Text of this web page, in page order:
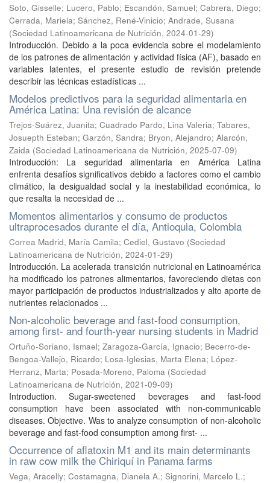
Soto, Gisselle; Lucero, Pablo; Escandón, Samuel; Cabrera, Diego;
Cerrada, Mariela; Sánchez, René-Vinicio; Andrade, Susana
(Sociedad Latinoamericana de Nutrición, 2024-01-29)
Introducción. Debido a la poca evidencia sobre el modelamiento
de los patrones de alimentación y actividad física (AF), basado en
variables latentes, el presente estudio de revisión pretende
describir las técnicas estadísticas ...
Modelos predictivos para la seguridad alimentaria en
América Latina: Una revisión de alcance
Trejos-Suárez, Juanita; Cuadrado Pardo, Lina Valeria; Tabares,
Josuepth Esteban; Garzón, Sandra; Bryon, Alejandro; Alarcón,
Zaida (Sociedad Latinoamericana de Nutrición, 2025-07-09)
Introducción: La seguridad alimentaria en América Latina
enfrenta desafíos significativos debido a factores como el cambio
climático, la desigualdad social y la inestabilidad económica, lo
que resalta la necesidad de ...
Momentos alimentarios y consumo de productos
ultraprocesados durante el día, Antioquia, Colombia
Correa Madrid, María Camila; Cediel, Gustavo (Sociedad
Latinoamericana de Nutrición, 2024-01-29)
Introducción. La acelerada transición nutricional en Latinoamérica
ha modificado los patrones alimentarios, favoreciendo dietas con
mayor participación de productos industrializados y alto aporte de
nutrientes relacionados ...
Non-alcoholic beverage and fast-food consumption,
among first- and fourth-year nursing students in Madrid
Ortuño-Soriano, Ismael; Zaragoza-García, Ignacio; Becerro-de-
Bengoa-Vallejo, Ricardo; Losa-Iglesias, Marta Elena; López-
Herranz, Marta; Posada-Moreno, Paloma (Sociedad
Latinoamericana de Nutrición, 2021-09-09)
Introduction. Sugar-sweetened beverages and fast-food
consumption have been associated with non-communicable
diseases. Objective. Was to analyze consumption of non-alcoholic
beverage and fast-food consumption among first- ...
Occurrence of aflatoxin M1 and its main determinants
in raw cow milk the Chiriquí in Panama farms
Vega, Aracelly; Costamagna, Dianela A.; Signorini, Marcelo L.;